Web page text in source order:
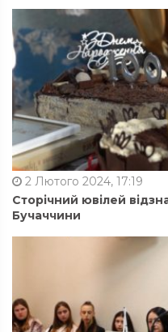
2 Лютого 2024, 17:19
Сторічний ювілей
Бучаччини